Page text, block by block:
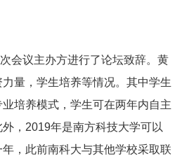
会议主办方进行了论坛致辞。黄
量，学生培养等情况。其中学生
培养模式，学生可在两年内自主
，2019年是南方科技大学可以
，此前南科大与其他学校采取联